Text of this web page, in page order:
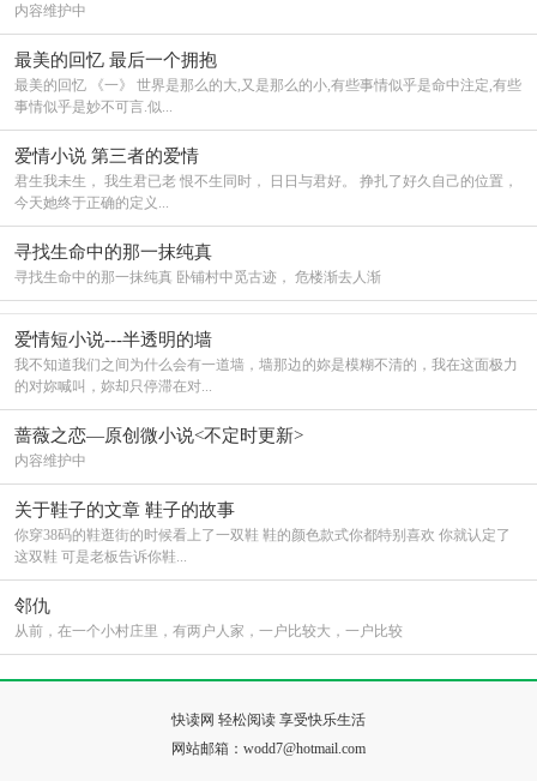
内容维护中
最美的回忆 最后一个拥抱
最美的回忆 《一》 世界是那么的大,又是那么的小,有些事情似乎是命中注定,有些
事情似乎是妙不可言.似...
爱情小说 第三者的爱情
君生我未生， 我生君已老 恨不生同时， 日日与君好。 挣扎了好久自己的位置，
今天她终于正确的定义...
寻找生命中的那一抹纯真
寻找生命中的那一抹纯真 卧铺村中觅古迹， 危楼渐去人渐
爱情短小说---半透明的墙
我不知道我们之间为什么会有一道墙，墙那边的妳是模糊不清的，我在这面极力
的对妳喊叫，妳却只停滞在对...
蔷薇之恋—原创微小说<不定时更新>
内容维护中
关于鞋子的文章 鞋子的故事
你穿38码的鞋逛街的时候看上了一双鞋 鞋的颜色款式你都特别喜欢 你就认定了
这双鞋 可是老板告诉你鞋...
邻仇
从前，在一个小村庄里，有两户人家，一户比较大，一户比较
快读网 轻松阅读 享受快乐生活
网站邮箱：wodd7@hotmail.com